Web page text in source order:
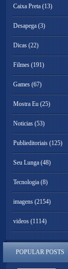
Caixa Preta (13)
Desapega (3)
Dicas (22)
Filmes (191)
Games (67)
Mostra Eu (25)
Noticias (53)
Publieditoriais (125)
Seu Lunga (48)
Tecnologia (8)
imagens (2154)
videos (1114)
POPULAR POSTS